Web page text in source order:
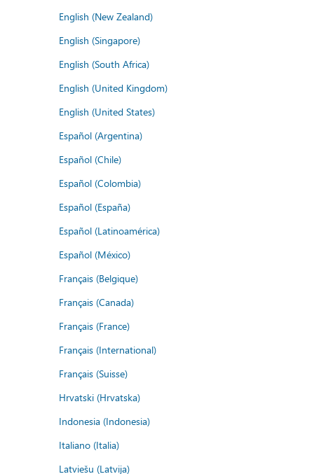
English (New Zealand)
English (Singapore)
English (South Africa)
English (United Kingdom)
English (United States)
Español (Argentina)
Español (Chile)
Español (Colombia)
Español (España)
Español (Latinoamérica)
Español (México)
Français (Belgique)
Français (Canada)
Français (France)
Français (International)
Français (Suisse)
Hrvatski (Hrvatska)
Indonesia (Indonesia)
Italiano (Italia)
Latviešu (Latvija)